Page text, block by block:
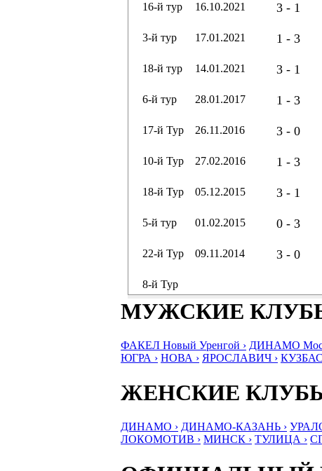
16-й тур
16.10.2021 3 - 1
3-й тур
17.01.2021 1 - 3
18-й тур
14.01.2021 3 - 1
6-й тур
28.01.2017 1 - 3
17-й Тур
26.11.2016 3 - 0
10-й Тур
27.02.2016 1 - 3
18-й Тур
05.12.2015 3 - 1
5-й тур
01.02.2015 0 - 3
22-й Тур
09.11.2014 3 - 0
8-й Тур
МУЖСКИЕ
ФАКЕЛ Новый Уренгой › ДИНАМО
ЮГРА › НОВА › ЯРОСЛАВИЧ ›
ЖЕНСКИЕ
ДИНАМО › ДИНАМО-КАЗАНЬ ›
ЛОКОМОТИВ › МИНСК › ТУЛИЦА ›